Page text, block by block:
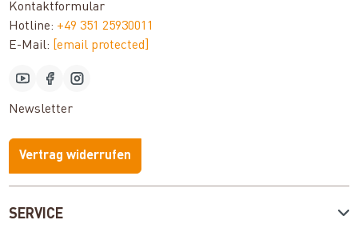
SERVICE
Kontaktformular
Hotline: +49 351 25930011
E-Mail:
[email protected]
Newsletter
Vertrag widerrufen